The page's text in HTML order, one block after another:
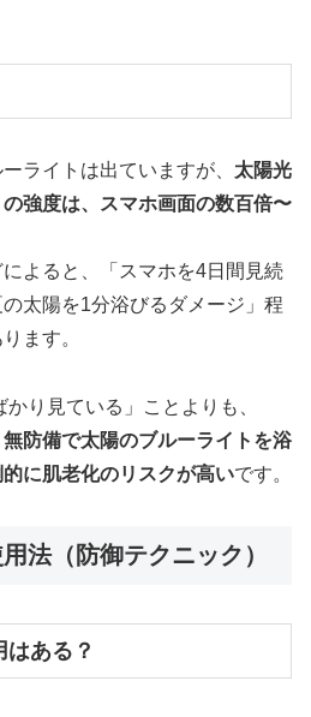
ライトは出ていますが、 太陽光
強度は、スマホ画面の数百倍〜
よると、「スマホを4日間見続
太陽を1分浴びるダメージ」程
ます。
かり見ている」ことよりも、
無防備で太陽のブルーライトを浴
に肌老化のリスクが高いです。
法（防御テクニック）
はある？